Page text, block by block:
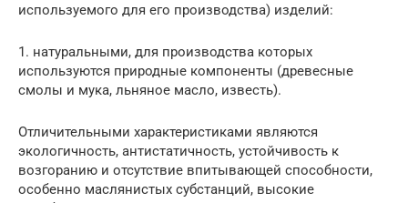
используемого для его производства) изделий:
1. натуральными, для производства которых
используются природные компоненты (древесные
смолы и мука, льняное масло, известь).
Отличительными характеристиками являются
экологичность, антистатичность, устойчивость к
возгоранию и отсутствие впитывающей способности,
особенно маслянистых субстанций, высокие